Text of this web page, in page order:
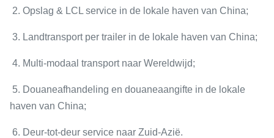
2. Opslag & LCL service in de lokale haven van China;
3. Landtransport per trailer in de lokale haven van China;
4. Multi-modaal transport naar Wereldwijd;
5. Douaneafhandeling en douaneaangifte in de lokale
haven van China;
6. Deur-tot-deur service naar Zuid-Azië.